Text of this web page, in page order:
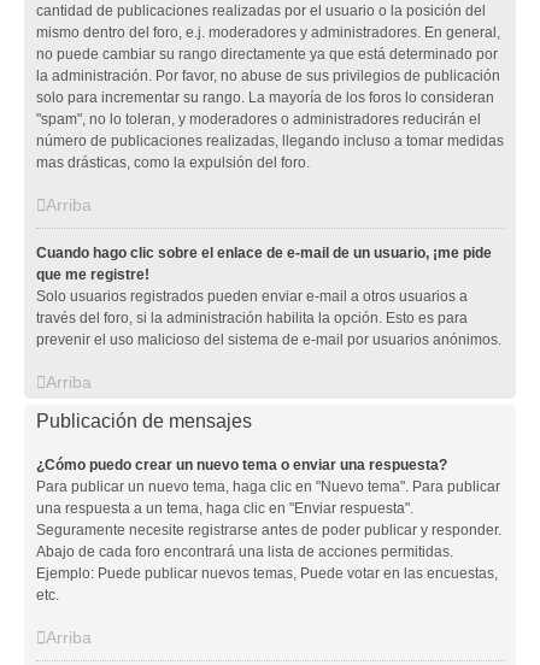
cantidad de publicaciones realizadas por el usuario o la posición del
mismo dentro del foro, e.j. moderadores y administradores. En general,
no puede cambiar su rango directamente ya que está determinado por
la administración. Por favor, no abuse de sus privilegios de publicación
solo para incrementar su rango. La mayoría de los foros lo consideran
"spam", no lo toleran, y moderadores o administradores reducirán el
número de publicaciones realizadas, llegando incluso a tomar medidas
mas drásticas, como la expulsión del foro.
Arriba
Cuando hago clic sobre el enlace de e-mail de un usuario, ¡me pide
que me registre!
Solo usuarios registrados pueden enviar e-mail a otros usuarios a
través del foro, si la administración habilita la opción. Esto es para
prevenir el uso malicioso del sistema de e-mail por usuarios anónimos.
Arriba
Publicación de mensajes
¿Cómo puedo crear un nuevo tema o enviar una respuesta?
Para publicar un nuevo tema, haga clic en "Nuevo tema". Para publicar
una respuesta a un tema, haga clic en "Enviar respuesta".
Seguramente necesite registrarse antes de poder publicar y responder.
Abajo de cada foro encontrará una lista de acciones permitidas.
Ejemplo: Puede publicar nuevos temas, Puede votar en las encuestas,
etc.
Arriba